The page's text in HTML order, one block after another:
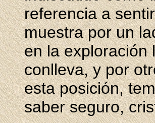
referencia a
muestra por un
en la exploración
conlleva, y por
esta posición,
saber seguro,